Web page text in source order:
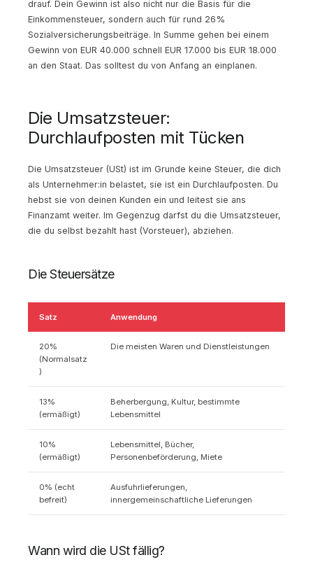
drauf. Dein Gewinn ist also nicht nur die Basis für die
Einkommensteuer, sondern auch für rund 26%
Sozialversicherungsbeiträge. In Summe gehen bei einem
Gewinn von EUR 40.000 schnell EUR 17.000 bis EUR 18.000
an den Staat. Das solltest du von Anfang an einplanen.
Die Umsatzsteuer:
Durchlaufposten mit Tücken
Die Umsatzsteuer (USt) ist im Grunde keine Steuer, die dich
als Unternehmer:in belastet, sie ist ein Durchlaufposten. Du
hebst sie von deinen Kunden ein und leitest sie ans
Finanzamt weiter. Im Gegenzug darfst du die Umsatzsteuer,
die du selbst bezahlt hast (Vorsteuer), abziehen.
Die Steuersätze
Satz Anwendung
20%
(Normalsatz
)
Die meisten Waren und Dienstleistungen
13%
(ermäßigt)
Beherbergung, Kultur, bestimmte
Lebensmittel
10%
(ermäßigt)
Lebensmittel, Bücher,
Personenbeförderung, Miete
0% (echt
befreit)
Ausfuhrlieferungen,
innergemeinschaftliche Lieferungen
Wann wird die USt fällig?